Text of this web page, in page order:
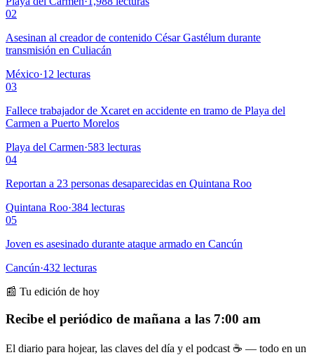
02
Asesinan al creador de contenido César Gastélum durante
transmisión en Culiacán
México·12 lecturas
03
Fallece trabajador de Xcaret en accidente en tramo de Playa del
Carmen a Puerto Morelos
Playa del Carmen·583 lecturas
04
Reportan a 23 personas desaparecidas en Quintana Roo
Quintana Roo·384 lecturas
05
Joven es asesinado durante ataque armado en Cancún
Cancún·432 lecturas
📰 Tu edición de hoy
Recibe el periódico de mañana a las 7:00 am
El diario para hojear, las claves del día y el podcast ☕ — todo en un